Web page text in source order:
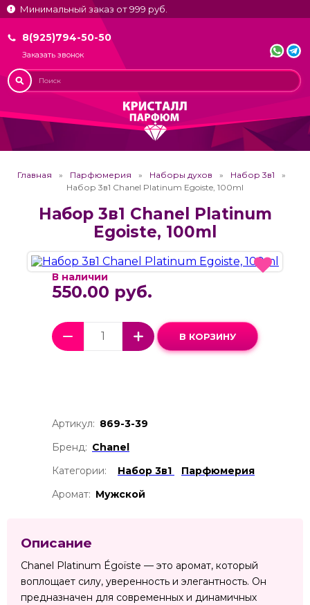
Минимальный заказ от 999 руб.
8(925)794-50-50
Заказать звонок
Главная Парфюмерия Наборы духов
Набор 3в1
Набор 3в1 Chanel Platinum Egoiste, 100ml
Набор 3в1 Chanel Platinum
Egoiste, 100ml
В наличии
550.00 руб.
В КОРЗИНУ
Артикул: 869-3-39
Бренд: Chanel
Категории:
Набор 3в1
Парфюмерия
Аромат: Мужской
Описание
Chanel Platinum Égoïste — это аромат, который
воплощает силу, уверенность и элегантность. Он
предназначен для современных и динамичных